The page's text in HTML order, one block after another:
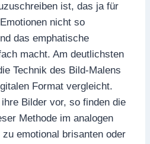
ist, das ja für
nicht so
das emphatische
macht. Am deutlichsten
Technik des Bild-Malens
Format vergleicht.
Bilder vor, so finden die
Methode im analogen
emotional brisanten oder